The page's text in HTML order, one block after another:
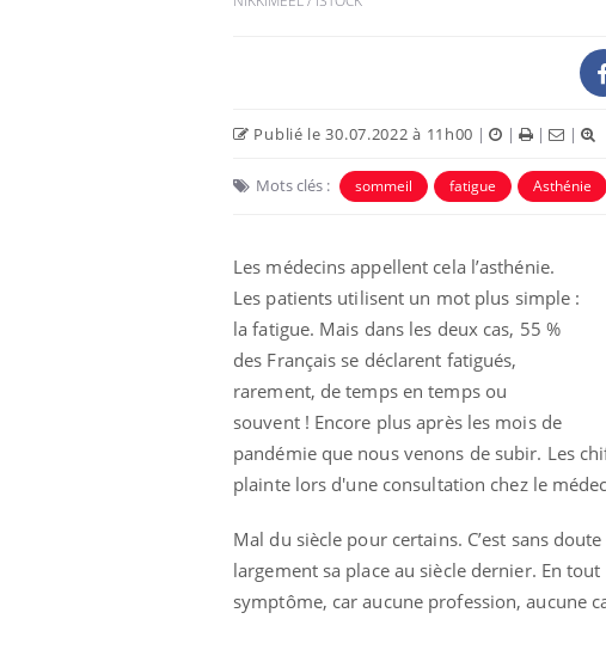
Publié le 30.07.2022 à 11h00 | | | |
Mots clés : sommeil fatigue Asthénie
Les médecins appellent cela l’asthénie.
Les patients utilisent un mot plus simple :
la fatigue. Mais dans les deux cas, 55 %
des Français se déclarent fatigués,
rarement, de temps en temps ou
souvent ! Encore plus après les mois de
pandémie que nous venons de subir. Les
plainte lors d'une consultation chez le
Mal du siècle pour certains. C’est sans
largement sa place au siècle dernier. En
symptôme, car aucune profession, aucune